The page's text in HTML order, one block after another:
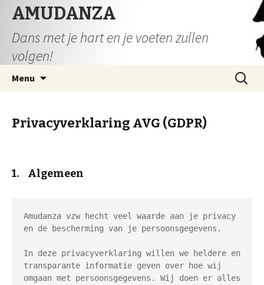
AMUDANZA
Dans met je hart en je voeten zullen
volgen!
Menu
Zoeken
naar:
Privacyverklaring AVG (GDPR)
1. Algemeen
Amudanza vzw hecht veel waarde aan je privacy
en de bescherming van je persoonsgegevens.
In deze privacyverklaring willen we heldere en
transparante informatie geven over hoe wij
omgaan met persoonsgegevens. Wij doen er alles